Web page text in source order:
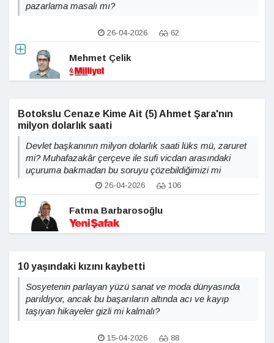
pazarlama masalı mı?
26-04-2026 62
Mehmet Çelik
Botokslu Cenaze Kime Ait (5) Ahmet Şara'nın
milyon dolarlık saati
Devlet başkanının milyon dolarlık saati lüks mü, zaruret
mi? Muhafazakâr çerçeve ile sufi vicdan arasındaki
uçuruma bakmadan bu soruyu çözebildiğimizi mi
26-04-2026 106
Fatma Barbarosoğlu
10 yaşındaki kızını kaybetti
Sosyetenin parlayan yüzü sanat ve moda dünyasında
parıldıyor, ancak bu başarıların altında acı ve kayıp
taşıyan hikayeler gizli mi kalmalı?
15-04-2026 88